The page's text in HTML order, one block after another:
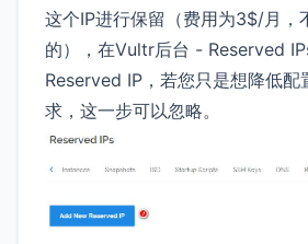
这个IP进行保留（费用为3$/月，
的），在Vultr后台 - Reserved
Reserved IP，若您只是想降低配
求，这一步可以忽略。